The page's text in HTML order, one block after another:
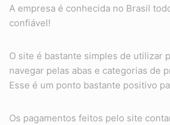
A empresa é conhecida no Brasil
confiável!
O site é bastante simples de utilizar
navegar pelas abas e categorias de
Esse é um ponto bastante positivo
Os pagamentos feitos pelo site